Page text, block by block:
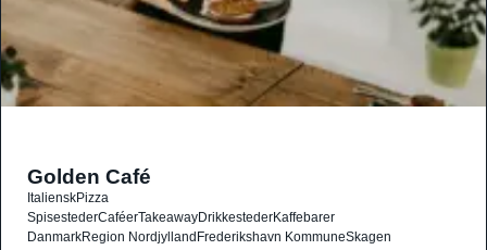
Golden Café
ItalienskPizza
SpisestederCaféerTakeawayDrikkestederKaffebarer
DanmarkRegion NordjyllandFrederikshavn KommuneSkagen